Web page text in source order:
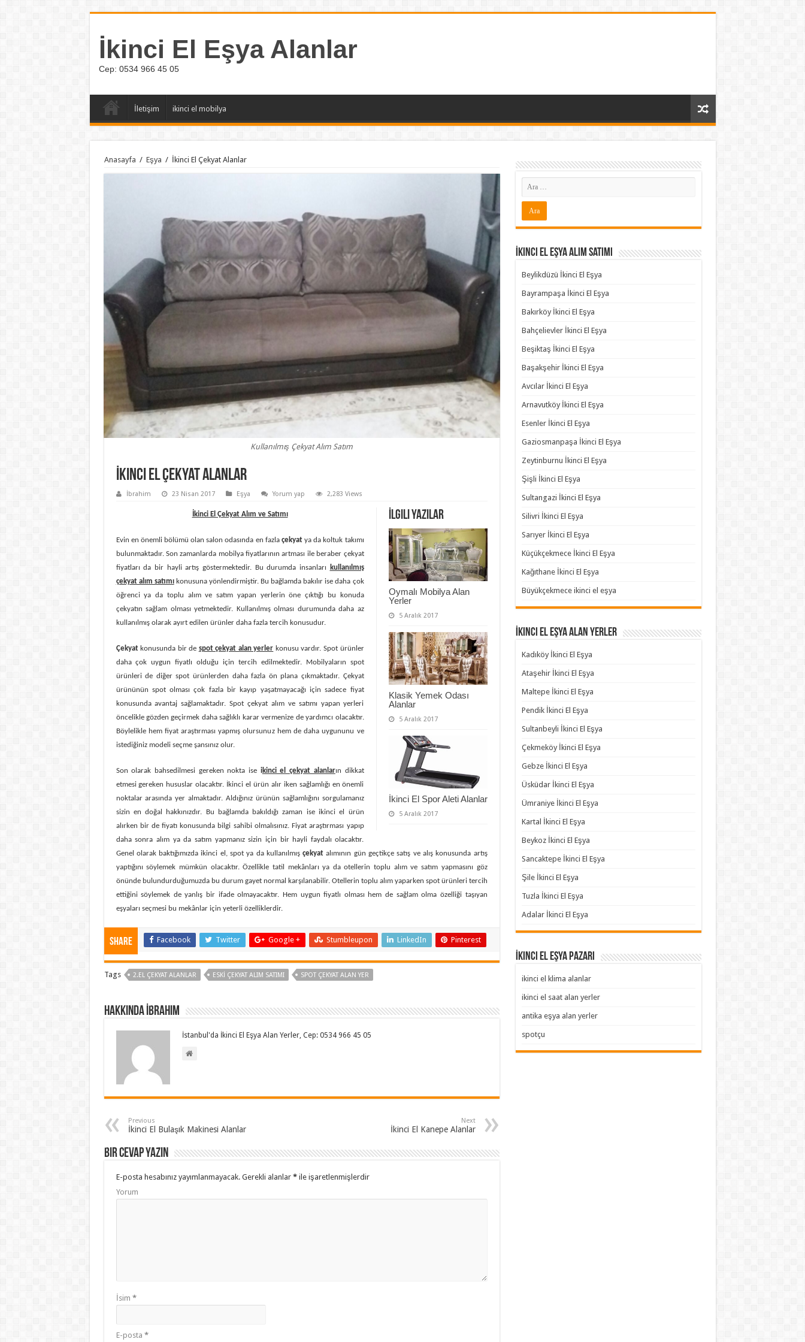
İkinci El Eşya Alanlar
Cep: 0534 966 45 05
İletişim ikinci el mobilya
Anasayfa / Eşya / İkinci El Çekyat Alanlar
Kullanılmış Çekyat Alım Satım
İkinci El Çekyat Alanlar
İbrahim 23 Nisan 2017 Eşya Yorum yap 2,283 Views
İlgili Yazılar
Oymalı Mobilya Alan
Yerler
5 Aralık 2017
Klasik Yemek Odası
Alanlar
5 Aralık 2017
İkinci El Spor Aleti Alanlar
5 Aralık 2017
İkinci El Çekyat Alım ve Satımı
Evin en önemli bölümü olan salon odasında en fazla çekyatya da koltuk takımı
bulunmaktadır. Son zamanlarda mobilya fiyatlarının artması ile beraber çekyat
fiyatları da bir hayli artış göstermektedir. Bu durumda insanları
kullanılmış
çekyat alım satımı konusuna yönlendirmiştir. Bu bağlamda bakılır ise daha çok
öğrenci ya da toplu alım ve satım yapan yerlerin öne çıktığı bu konuda
çekyatın sağlam olması yetmektedir. Kullanılmış olması durumunda daha az
kullanılmış olarak ayırt edilen ürünler daha fazla tercih konusudur.
Çekyat konusunda bir de spot çekyat alan yerler konusu vardır. Spot ürünler
daha çok uygun fiyatlı olduğu için tercih edilmektedir. Mobilyaların spot
ürünleri de diğer spot ürünlerden daha fazla ön plana çıkmaktadır. Çekyat
ürününün spot olması çok fazla bir kayıp yaşatmayacağı için sadece fiyat
konusunda avantaj sağlamaktadır. Spot çekyat alım ve satımı yapan yerleri
öncelikle gözden geçirmek daha sağlıklı karar vermenize de yardımcı olacaktır.
Böylelikle hem fiyat araştırması yapmış olursunuz hem de daha uygununu ve
istediğiniz modeli seçme şansınız olur.
Son olarak bahsedilmesi gereken nokta ise ikinci el çekyat alanların dikkat
etmesi gereken hususlar olacaktır. İkinci el ürün alır iken sağlamlığı en önemli
noktalar arasında yer almaktadır. Aldığınız ürünün sağlamlığını sorgulamanız
sizin en doğal hakkınızdır. Bu bağlamda bakıldığı zaman ise ikinci el ürün
alırken bir de fiyatı konusunda bilgi sahibi olmalısınız. Fiyat araştırması yapıp
daha sonra alım ya da satım yapmanız sizin için bir hayli faydalı olacaktır.
Genel olarak baktığımızda ikinci el, spot ya da kullanılmışçekyatalımının gün geçtikçe satış ve alış konusunda artış
yaptığını söylemek mümkün olacaktır. Özellikle tatil mekânları ya da otellerin toplu alım ve satım yapmasını göz
önünde bulundurduğumuzda bu durum gayet normal karşılanabilir. Otellerin toplu alım yaparken spot ürünleri tercih
ettiğini söylemek de yanlış bir ifade olmayacaktır. Hem uygun fiyatlı olması hem de sağlam olma özelliği taşıyan
eşyaları seçmesi bu mekânlar için yeterli özelliklerdir.
Share Facebook Twitter Google + Stumbleupon LinkedIn Pinterest
Tags 2.EL ÇEKYAT ALANLAR ESKI ÇEKYAT ALIM SATIMI SPOT ÇEKYAT ALAN YER
Hakkında İbrahim
İstanbul'da İkinci El Eşya Alan Yerler, Cep: 0534 966 45 05
Previous
İkinci El Bulaşık Makinesi Alanlar
Next
İkinci El Kanepe Alanlar
Bir cevap yazın
E-posta hesabınız yayımlanmayacak.Gerekli alanlar *ile işaretlenmişlerdir
Yorum
İsim *
E-posta *
İkinci El Eşya Alım Satımı
Beylikdüzü İkinci El Eşya
Bayrampaşa İkinci El Eşya
Bakırköy İkinci El Eşya
Bahçelievler İkinci El Eşya
Beşiktaş İkinci El Eşya
Başakşehir İkinci El Eşya
Avcılar İkinci El Eşya
Arnavutköy İkinci El Eşya
Esenler İkinci El Eşya
Gaziosmanpaşa İkinci El Eşya
Zeytinburnu İkinci El Eşya
Şişli İkinci El Eşya
Sultangazi İkinci El Eşya
Silivri İkinci El Eşya
Sarıyer İkinci El Eşya
Küçükçekmece İkinci El Eşya
Kağıthane İkinci El Eşya
Büyükçekmece ikinci el eşya
İkinci El Eşya Alan Yerler
Kadıköy İkinci El Eşya
Ataşehir İkinci El Eşya
Maltepe İkinci El Eşya
Pendik İkinci El Eşya
Sultanbeyli İkinci El Eşya
Çekmeköy İkinci El Eşya
Gebze İkinci El Eşya
Üsküdar İkinci El Eşya
Ümraniye İkinci El Eşya
Kartal İkinci El Eşya
Beykoz İkinci El Eşya
Sancaktepe İkinci El Eşya
Şile İkinci El Eşya
Tuzla İkinci El Eşya
Adalar İkinci El Eşya
İkinci El Eşya Pazarı
ikinci el klima alanlar
ikinci el saat alan yerler
antika eşya alan yerler
spotçu